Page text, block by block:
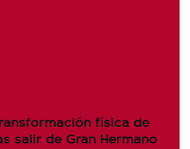
física de
salir de Gran Hermano